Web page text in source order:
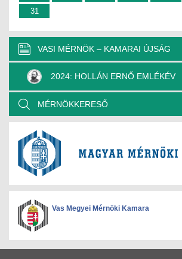
31
VASI MÉRNÖK – KAMARAI ÚJSÁG
2024: HOLLÁN ERNŐ EMLÉKÉV
MÉRNÖKKERESŐ
Vas Megyei Mérnöki Kamara